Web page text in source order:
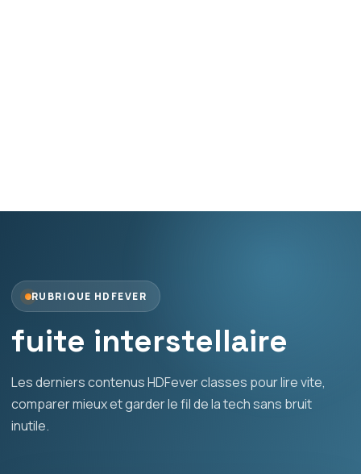
RUBRIQUE HDFEVER
fuite interstellaire
Les derniers contenus HDFever classes pour lire vite,
comparer mieux et garder le fil de la tech sans bruit
inutile.